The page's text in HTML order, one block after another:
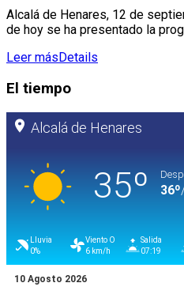
Alcalá de Henares, 12 de
de hoy se ha presentado la
Leer más Details
El tiempo